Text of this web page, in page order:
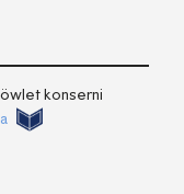
konserni